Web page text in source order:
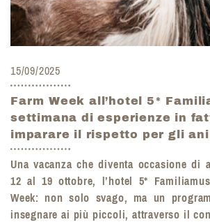
15/09/2025
Farm Week all’hotel 5*
settimana di esperienze in
imparare il rispetto per gli
Una vacanza che diventa occasione di
12 al 19 ottobre, l’hotel 5*
Week: non solo svago, ma un
insegnare ai più piccoli, attraverso il